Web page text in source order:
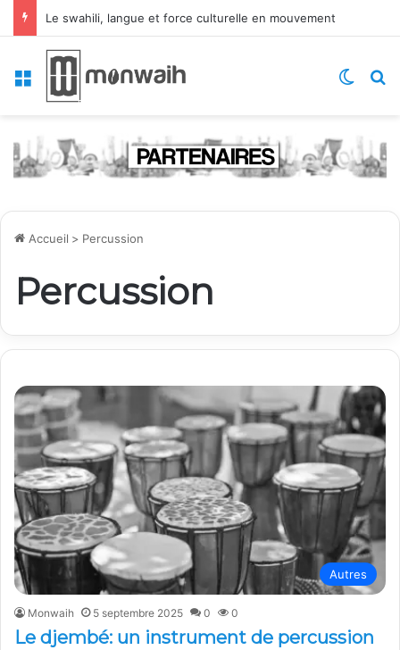
Le swahili, langue et force culturelle en mouvement
Menu
Accueil > Percussion
Percussion
Autres
Monwaih 5 septembre 2025 0 0
Le djembé: un instrument de percussion